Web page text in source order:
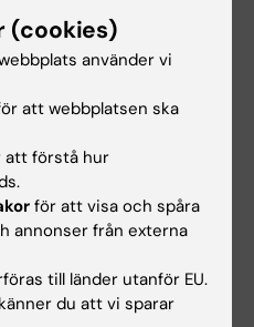
participation after
socioeconomic
and outcomes
D; Warnqvist A;
K; Svensson P
OPEN.
Status With
and Use of
After Myocardial
(cookies)
använder vi
att webbplatsen ska
att förstå hur
för att visa och spåra
annonser från externa
till länder utanför EU.
du att vi sparar